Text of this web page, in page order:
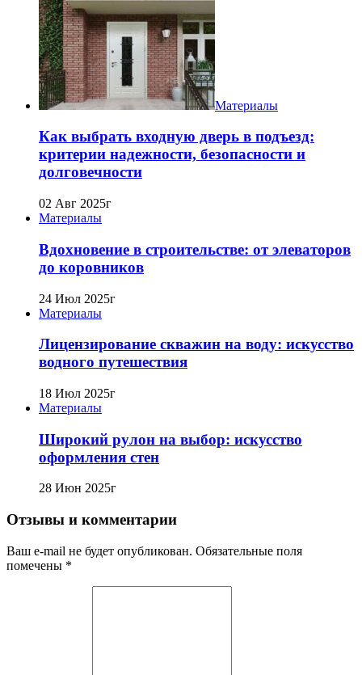
Материалы
Как выбрать входную дверь в подъезд:
критерии надежности, безопасности и
долговечности
02 Авг 2025г
Материалы
Вдохновение в строительстве: от элеваторов
до коровников
24 Июл 2025г
Материалы
Лицензирование скважин на воду: искусство
водного путешествия
18 Июл 2025г
Материалы
Широкий рулон на выбор: искусство
оформления стен
28 Июн 2025г
Отзывы и комментарии
Ваш e-mail не будет опубликован. Обязательные поля
помечены *